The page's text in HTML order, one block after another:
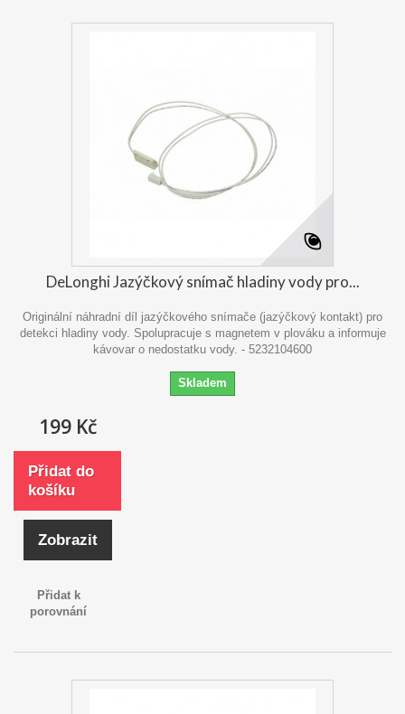
DeLonghi Jazýčkový snímač hladiny vody pro...
Originální náhradní díl jazýčkového snímače (jazýčkový kontakt) pro
detekci hladiny vody. Spolupracuje s magnetem v plováku a informuje
kávovar o nedostatku vody. - 5232104600
Skladem
199 Kč
Přidat do
košíku
Zobrazit
Přidat k
porovnání